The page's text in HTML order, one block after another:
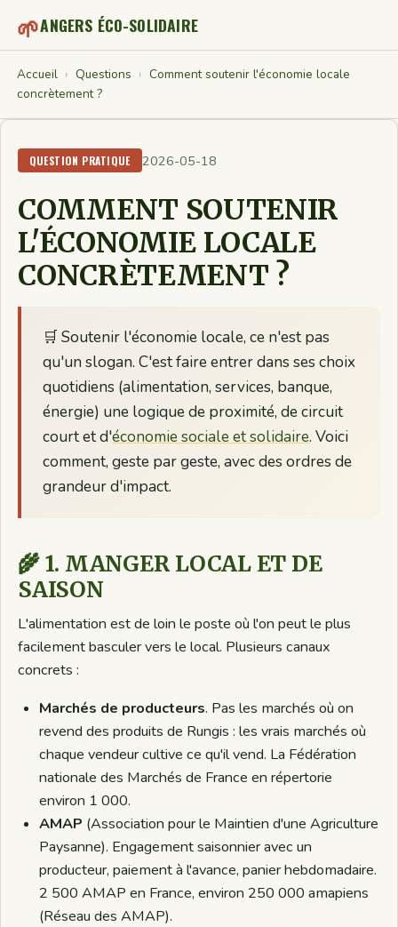
🌱ANGERS ÉCO-SOLIDAIRE
Accueil › Questions › Comment soutenir l'économie locale
concrètement ?
QUESTION PRATIQUE 2026-05-18
COMMENT SOUTENIR
L'ÉCONOMIE LOCALE
CONCRÈTEMENT ?
🛒 Soutenir l'économie locale, ce n'est pas
qu'un slogan. C'est faire entrer dans ses choix
quotidiens (alimentation, services, banque,
énergie) une logique de proximité, de circuit
court et d'économie sociale et solidaire. Voici
comment, geste par geste, avec des ordres de
grandeur d'impact.
🌾 1. MANGER LOCAL ET DE
SAISON
L'alimentation est de loin le poste où l'on peut le plus
facilement basculer vers le local. Plusieurs canaux
concrets :
Marchés de producteurs. Pas les marchés où on
revend des produits de Rungis : les vrais marchés où
chaque vendeur cultive ce qu'il vend. La Fédération
nationale des Marchés de France en répertorie
environ 1 000.
AMAP (Association pour le Maintien d'une Agriculture
Paysanne). Engagement saisonnier avec un
producteur, paiement à l'avance, panier hebdomadaire.
2 500 AMAP en France, environ 250 000 amapiens
(Réseau des AMAP).